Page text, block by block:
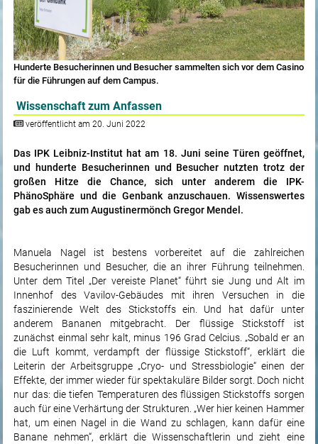
Hunderte Besucherinnen und Besucher sammelten sich vor dem Casino
für die Führungen auf dem Campus.
Wissenschaft zum Anfassen
veröffentlicht am 20. Juni 2022
Das IPK Leibniz-Institut hat am 18. Juni seine Türen geöffnet,
und hunderte Besucherinnen und Besucher nutzten trotz der
großen Hitze die Chance, sich unter anderem die IPK-
PhänoSphäre und die Genbank anzuschauen. Wissenswertes
gab es auch zum Augustinermönch Gregor Mendel.
Manuela Nagel ist bestens vorbereitet auf die zahlreichen
Besucherinnen und Besucher, die an ihrer Führung teilnehmen.
Unter dem Titel „Der vereiste Planet“ führt sie Jung und Alt im
Innenhof des Vavilov-Gebäudes mit ihren Versuchen in die
faszinierende Welt des Stickstoffs ein. Und hat dafür unter
anderem Bananen mitgebracht. Der flüssige Stickstoff ist
zunächst einmal sehr kalt, minus 196 Grad Celcius. „Sobald er an
die Luft kommt, verdampft der flüssige Stickstoff“, erklärt die
Leiterin der Arbeitsgruppe „Cryo- und Stressbiologie“ einen der
Effekte, der immer wieder für spektakuläre Bilder sorgt. Doch nicht
nur das: die tiefen Temperaturen des flüssigen Stickstoffs sorgen
auch für eine Verhärtung der Strukturen. „Wer hier keinen Hammer
hat, um einen Nagel in die Wand zu schlagen, kann dafür eine
Banane nehmen“, erklärt die Wissenschaftlerin und zieht eine